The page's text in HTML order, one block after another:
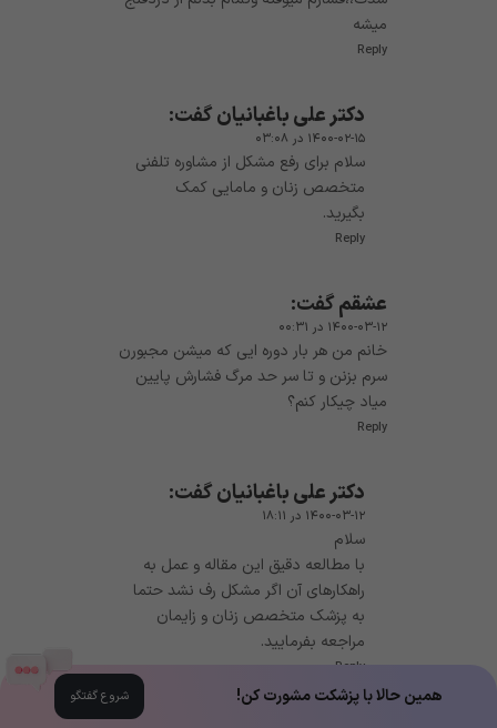
میشه
Reply
دکتر علی باغبانیانگفت:
۱۴۰۰-۰۲-۱۵ در ۰۳:۰۸
سلام برای رفع مشکل از مشاوره تلفنی
متخصص زنان و مامایی کمک
بگیرید.
Reply
عشقمگفت:
۱۴۰۰-۰۳-۱۲ در ۰۰:۳۱
خانم من هر بار دوره ایی که میشن مجبورن
سرم بزنن و تا سر حد مرگ فشارش پایین
میاد چیکار کنم؟
Reply
دکتر علی باغبانیانگفت:
۱۴۰۰-۰۳-۱۲ در ۱۸:۱۱
سلام
با مطالعه دقیق این مقاله و عمل به
راهکارهای آن اگر مشکل رف نشد حتما
به پزشک متخصص زنان و زایمان
مراجعه بفرمایید.
Reply
همین حالا با پزشکت مشورت کن! شروع گفتگو